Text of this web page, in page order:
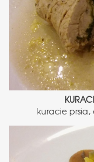
kuracie prsia,